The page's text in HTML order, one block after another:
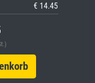
€ 14.45